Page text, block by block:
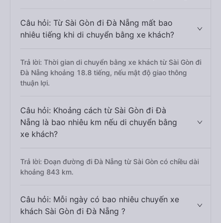
Câu hỏi: Từ Sài Gòn đi Đà Nẵng mất bao
nhiêu tiếng khi di chuyển bằng xe khách?
Trả lời: Thời gian di chuyển bằng xe khách từ Sài Gòn đi
Đà Nẵng khoảng 18.8 tiếng, nếu mật độ giao thông
thuận lợi.
Câu hỏi: Khoảng cách từ Sài Gòn đi Đà
Nẵng là bao nhiêu km nếu di chuyển bằng
xe khách?
Trả lời: Đoạn đường đi Đà Nẵng từ Sài Gòn có chiều dài
khoảng 843 km.
Câu hỏi: Mỗi ngày có bao nhiêu chuyến xe
khách Sài Gòn đi Đà Nẵng ?